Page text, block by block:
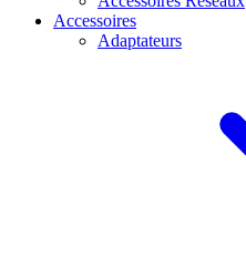
Accessoires
Adaptateurs